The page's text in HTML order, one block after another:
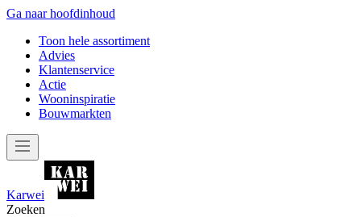
Ga naar hoofdinhoud
Toon hele assortiment
Advies
Klantenservice
Actie
Wooninspiratie
Bouwmarkten
Karwei
Zoeken